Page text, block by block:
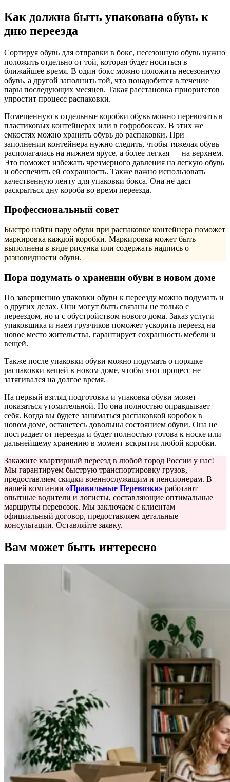
Как должна быть упакована обувь к
дню переезда
Сортируя обувь для отправки в бокс, несезонную обувь нужно
положить отдельно от той, которая будет носиться в
ближайшее время. В один бокс можно положить несезонную
обувь, а другой заполнить той, что понадобится в течение
пары последующих месяцев. Такая расстановка приоритетов
упростит процесс распаковки.
Помещенную в отдельные коробки обувь можно перевозить в
пластиковых контейнерах или в гофробоксах. В этих же
емкостях можно хранить обувь до распаковки. При
заполнении контейнера нужно следить, чтобы тяжелая обувь
располагалась на нижнем ярусе, а более легкая — на верхнем.
Это поможет избежать чрезмерного давления на легкую обувь
и обеспечить ей сохранность. Также важно использовать
качественную ленту для упаковки бокса. Она не даст
раскрыться дну короба во время переезда.
Профессиональный совет
Быстро найти пару обуви при распаковке контейнера поможет
маркировка каждой коробки. Маркировка может быть
выполнена в виде рисунка или содержать надпись о
разновидности обуви.
Пора подумать о хранении обуви в новом доме
По завершению упаковки обуви к переезду можно подумать и
о других делах. Они могут быть связаны не только с
переездом, но и с обустройством нового дома. Заказ услуги
упаковщика и наем грузчиков поможет ускорить переезд на
новое место жительства, гарантирует сохранность мебели и
вещей.
Также после упаковки обуви можно подумать о порядке
распаковки вещей в новом доме, чтобы этот процесс не
затягивался на долгое время.
На первый взгляд подготовка и упаковка обуви может
показаться утомительной. Но она полностью оправдывает
себя. Когда вы будете заниматься распаковкой коробок в
новом доме, останетесь довольны состоянием обуви. Она не
пострадает от переезда и будет полностью готова к носке или
дальнейшему хранению в момент вскрытия любой коробки.
Закажите квартирный переезд в любой город России у нас!
Мы гарантируем быструю транспортировку грузов,
предоставляем скидки военнослужащим и пенсионерам. В
нашей компании «Правильные Перевозки» работают
опытные водители и логисты, составляющие оптимальные
маршруты перевозок. Мы заключаем с клиентам
официальный договор, предоставляем детальные
консультации. Оставляйте заявку.
Вам может быть интересно